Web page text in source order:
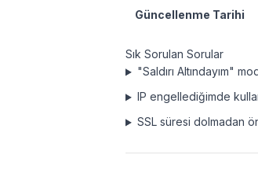
Güncellenme Tarihi
Sık Sorulan Sorular
"Saldırı Altındayım"
IP engellediğimde
SSL süresi dolmadan